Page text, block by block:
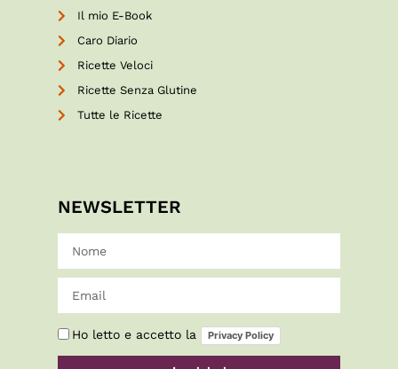
Il mio E-Book
Caro Diario
Ricette Veloci
Ricette Senza Glutine
Tutte le Ricette
NEWSLETTER
Ho letto e accetto la Privacy Policy